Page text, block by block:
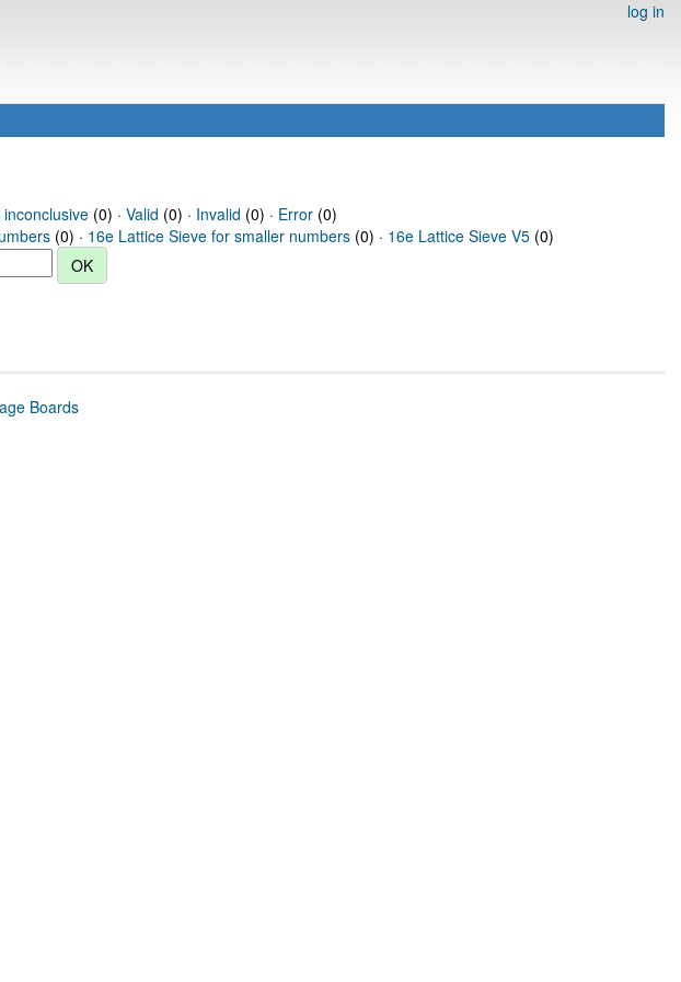
log in
(0) · Valid (0) · Invalid (0) · Error(0)
(0) · 16e Lattice Sieve for smaller numbers (0) · 16e Lattice Sieve V5 (0)
Boards